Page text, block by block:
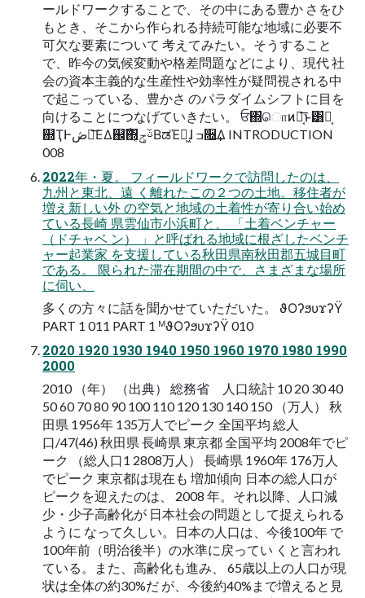
ールドワークすることで、その中にある豊か さをひ
もとき、そこから作られる持続可能な地域に必要不
可欠な要素について 考えてみたい。そうすること
で、昨今の気候変動や格差問題などにより、現代 社
会の資本主義的な生産性や効率性が疑問視される中
で起こっている、豊かさ のパラダイムシフトに目を
向けることにつなげていきたい。 ਓ΍ொͷ๛͔͞ͱ͸Կ͔
஍ҬͰڞ༗͞ΕΔ஌ࣝ΍ࢿݯ͔ΒಡΈղ͖ɺ ߏ૝͢Δ INTRODUCTION
008
2022年・夏。 フィールドワークで訪問したのは、
九州と東北、遠 く離れたこの２つの土地。移住者が
増え新しい外 の空気と地域の土着性が寄り合い始め
ている長崎 県雲仙市小浜町と、 「土着ベンチャー
（ドチャベ ン） 」と呼ばれる地域に根ざしたベンチ
ャー起業家 を支援している秋田県南秋田郡五城目町
である。 限られた滞在期間の中で、さまざまな場所
に伺い、
多くの方々に話を聞かせていただいた。 ϑΟʔϧυϫʔΫ
PART 1 011 PART 1 ᴹϑΟʔϧυϫʔΫ 010
2020 1920 1930 1940 1950 1960 1970 1980 1990
2000
2010 （年） （出典） 総務省 人口統計 10 20 30 40
50 60 70 80 90 100 110 120 130 140 150 （万人） 秋
田県 1956年 135万人でピーク 全国平均 総人
口/47(46) 秋田県 長崎県 東京都 全国平均 2008年でピ
ーク （総人口1 2808万人） 長崎県 1960年 176万人
でピーク 東京都は現在も 増加傾向 日本の総人口が
ピークを迎えたのは、 2008 年。それ以降、人口減
少・少子高齢化が 日本社会の問題として捉えられる
ように なって久しい。日本の人口は、今後100年 で
100年前（明治後半）の水準に戻ってい くと言われ
ている。また、高齢化も進み、 65歳以上の人口が現
状は全体の約30%だ が、今後約40%まで増えると見